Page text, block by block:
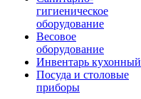
гигиеническое
оборудование
Весовое
оборудование
Инвентарь кухонный
Посуда и столовые
приборы